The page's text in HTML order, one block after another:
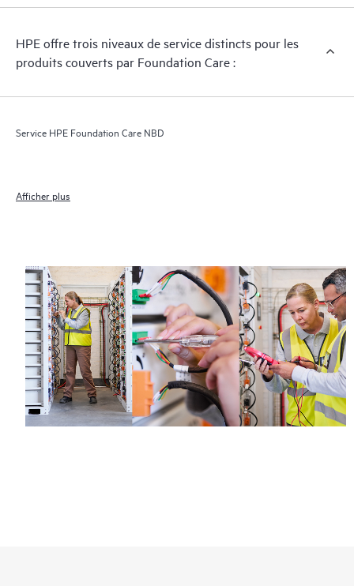
HPE offre trois niveaux de service distincts pour les
produits couverts par Foundation Care :
Service HPE Foundation Care NBD
Afficher plus